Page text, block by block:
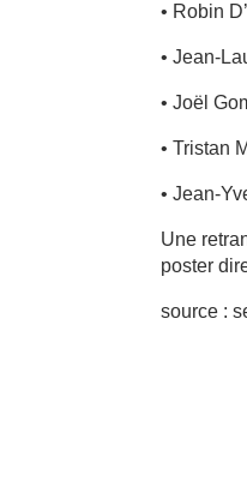
• Robin
• Jean-
• Joël
• Tristan
• Jean-
Une
poster
source :